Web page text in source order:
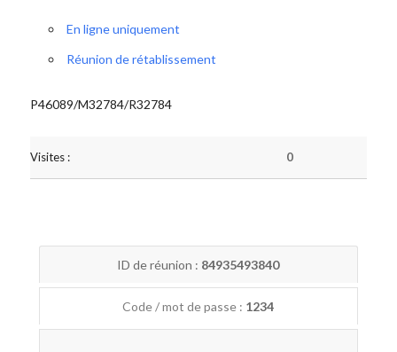
En ligne uniquement
Réunion de rétablissement
P46089/M32784/R32784
Visites : 0
ID de réunion : 84935493840
Code / mot de passe : 1234